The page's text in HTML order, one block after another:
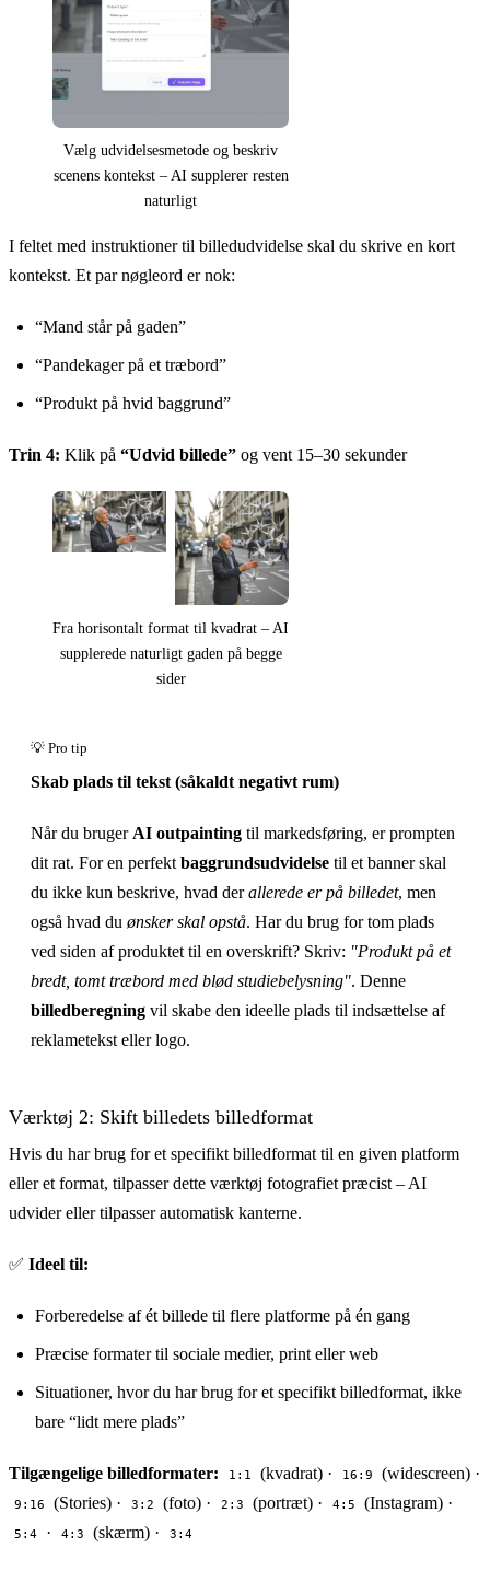
Vælg udvidelsesmetode og beskriv
scenens kontekst – AI supplerer resten
naturligt
I feltet med instruktioner til billedudvidelse skal du skrive en kort
kontekst. Et par nøgleord er nok:
“Mand står på gaden”
“Pandekager på et træbord”
“Produkt på hvid baggrund”
Trin 4: Klik på “Udvid billede” og vent 15–30 sekunder
Fra horisontalt format til kvadrat – AI
supplerede naturligt gaden på begge
sider
Skab plads til tekst (såkaldt negativt rum)
Når du bruger AI outpainting til markedsføring, er prompten
dit rat. For en perfekt baggrundsudvidelse til et banner skal
du ikke kun beskrive, hvad derallerede er på billedet, men
også hvad du ønsker skal opstå. Har du brug for tom plads
ved siden af produktet til en overskrift? Skriv: "Produkt på et
bredt, tomt træbord med blød studiebelysning". Denne
billedberegning vil skabe den ideelle plads til indsættelse af
reklametekst eller logo.
Værktøj 2: Skift billedets billedformat
Hvis du har brug for et specifikt billedformat til en given platform
eller et format, tilpasser dette værktøj fotografiet præcist – AI
udvider eller tilpasser automatisk kanterne.
✅ Ideel til:
Forberedelse af ét billede til flere platforme på én gang
Præcise formater til sociale medier, print eller web
Situationer, hvor du har brug for et specifikt billedformat, ikke
bare “lidt mere plads”
Tilgængelige billedformater: 1:1 (kvadrat) · 16:9 (widescreen) ·
9:16 (Stories) · 3:2 (foto) · 2:3 (portræt) · 4:5 (Instagram) ·
5:4 · 4:3 (skærm) · 3:4